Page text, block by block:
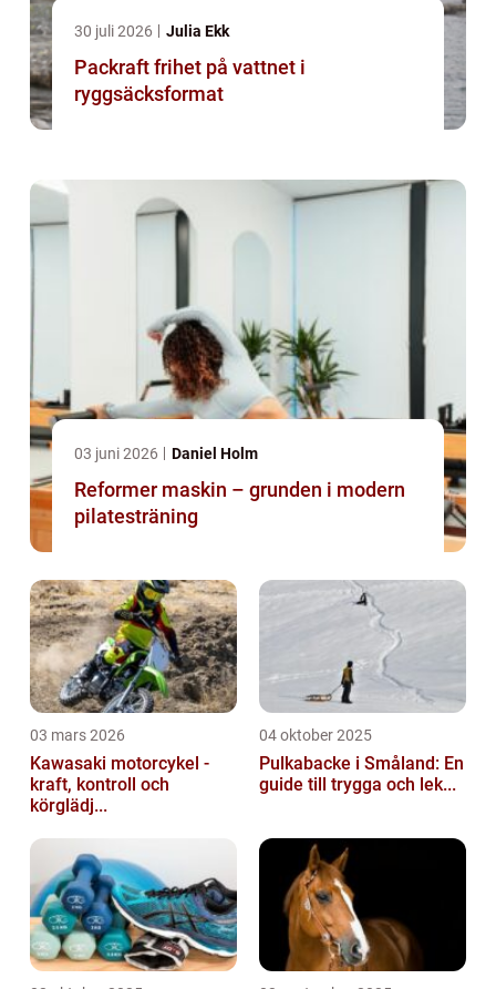
30 juli 2026 Julia Ekk
Packraft frihet på vattnet i
ryggsäcksformat
03 juni 2026 Daniel Holm
Reformer maskin – grunden i modern
pilatesträning
03 mars 2026
Kawasaki motorcykel -
kraft, kontroll och
körglädj...
04 oktober 2025
Pulkabacke i Småland: En
guide till trygga och lek...